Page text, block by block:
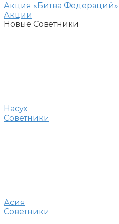
Акция «Битва Федераций»
Акции
Новые Советники
Насух
Советники
Асия
Советники